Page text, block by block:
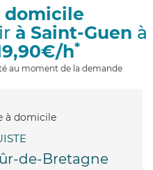
domicile
à Saint-Guen à
h*
au moment de la demande
de-Bretagne